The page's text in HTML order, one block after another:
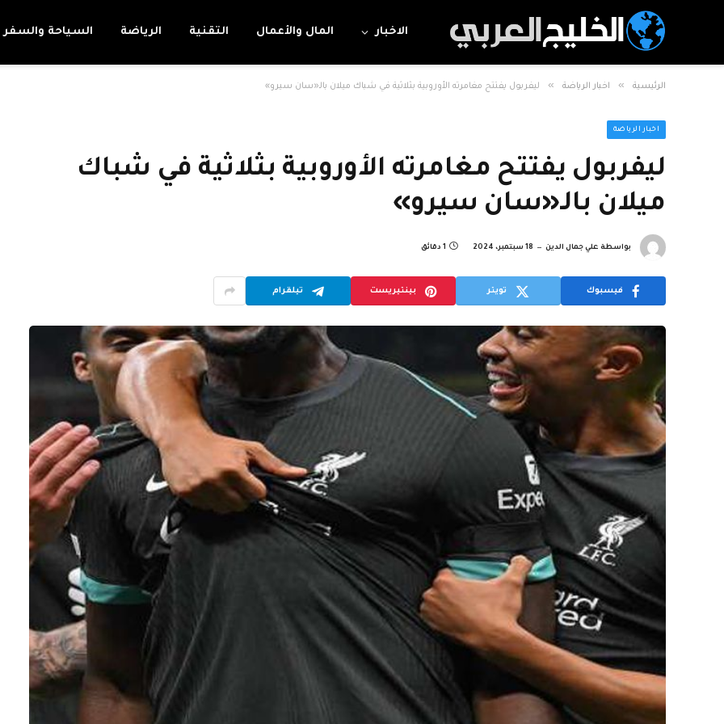
الاخبار المال والأعمال التقنية الرياضة السياحة والسفر
الرئيسية » اخبار الرياضة » ليفربول يفتتح مغامرته الأوروبية بثلاثية في شباك ميلان بالـ«سان سيرو»
اخبار الرياضة
ليفربول يفتتح مغامرته الأوروبية بثلاثية في شباك
ميلان بالـ«سان سيرو»
بواسطة علي جمال الدين 18 سبتمبر، 2024 1 دقائق
فيسبوك تويتر بينتيريست تيلقرام